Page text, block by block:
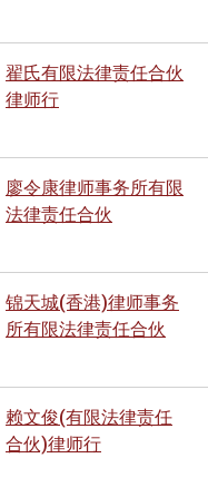
翟氏有限法律责任合伙
律师行
廖令康律师事务所有限
法律责任合伙
锦天城(香港)律师事务
所有限法律责任合伙
赖文俊(有限法律责任
合伙)律师行